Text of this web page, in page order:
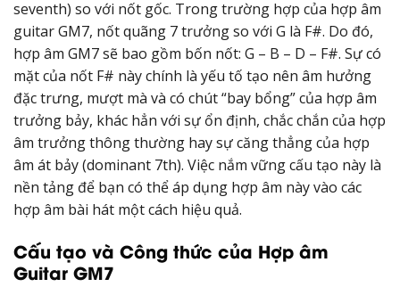
seventh) so với nốt gốc. Trong trường hợp của hợp âm
guitar GM7, nốt quãng 7 trưởng so với G là F#. Do đó,
hợp âm GM7 sẽ bao gồm bốn nốt: G – B – D – F#. Sự có
mặt của nốt F# này chính là yếu tố tạo nên âm hưởng
đặc trưng, mượt mà và có chút “bay bổng” của hợp âm
trưởng bảy, khác hẳn với sự ổn định, chắc chắn của hợp
âm trưởng thông thường hay sự căng thẳng của hợp
âm át bảy (dominant 7th). Việc nắm vững cấu tạo này là
nền tảng để bạn có thể áp dụng hợp âm này vào các
hợp âm bài hát một cách hiệu quả.
Cấu tạo và Công thức của Hợp âm
Guitar GM7